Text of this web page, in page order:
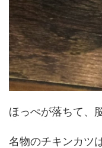
ほっぺが落ちて、
名物のチキンカツ